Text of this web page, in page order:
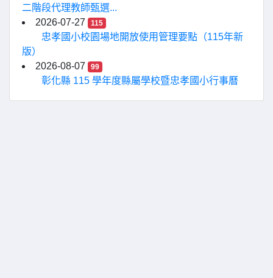
二階段代理教師甄選...
2026-07-27
115
忠孝國小校園場地開放使用管理要點（115年新
版）
2026-08-07
99
彰化縣 115 學年度縣屬學校暨忠孝國小行事曆